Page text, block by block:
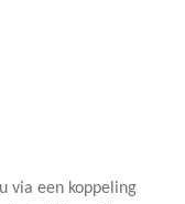
via een koppeling